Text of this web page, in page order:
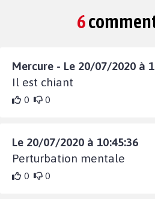
6
Mercure - Le 20/07/2020 à
Il est chiant
0 0
Le 20/07/2020 à 10:45:36
Perturbation mentale
0 0